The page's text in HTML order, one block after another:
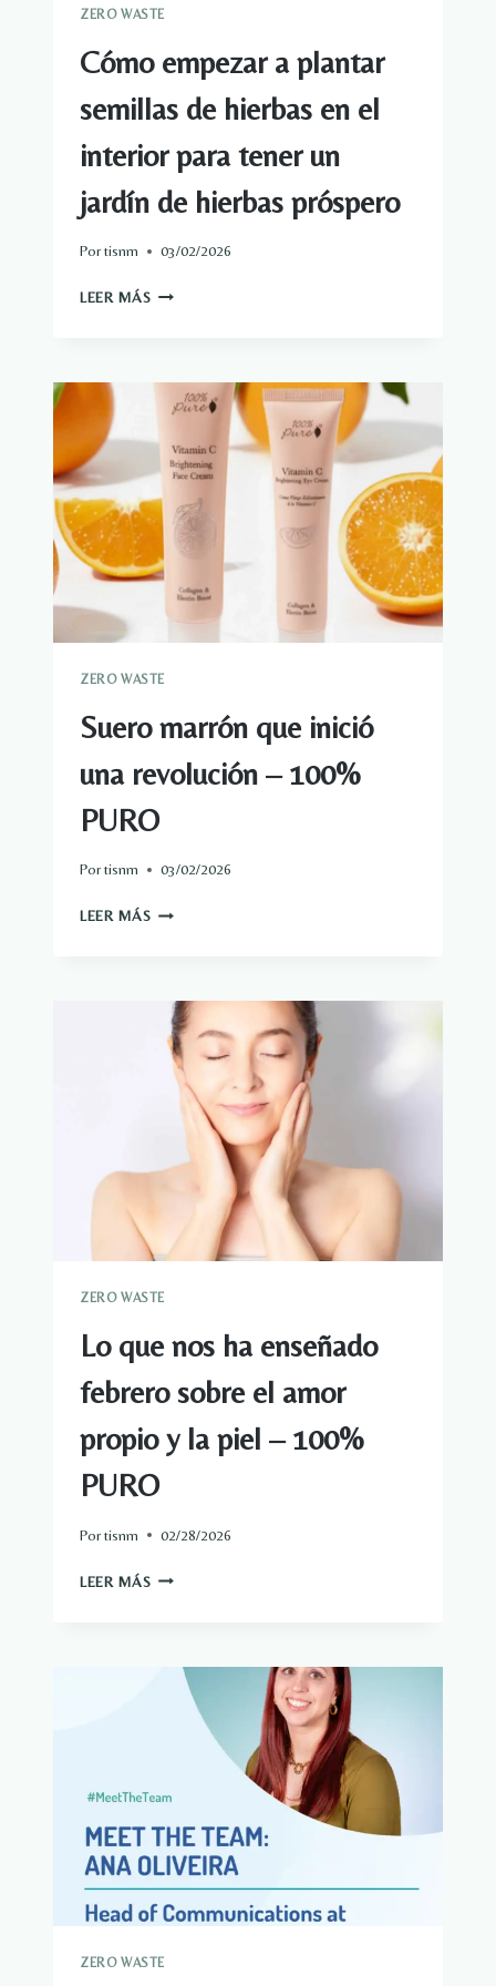
ZERO WASTE
Cómo empezar a plantar
semillas de hierbas en el
interior para tener un
jardín de hierbas próspero
Portisnm 03/02/2026
LEER MÁS CÓMO
SEMILLAS
EL
INTERIOR
PARA
TENER
UN
JARDÍN
DE
HIERBAS
ZERO WASTE
Suero marrón que inició
una revolución – 100%
PURO
Portisnm 03/02/2026
LEER MÁS SUERO
UNA
REVOLUCIÓN
100%
PURO
ZERO WASTE
Lo que nos ha enseñado
febrero sobre el amor
propio y la piel – 100%
PURO
Portisnm 02/28/2026
LEER MÁS LO
ENSEÑADO
FEBRERO
SOBRE
LA
PIEL
–
100%
PURO
ZERO WASTE